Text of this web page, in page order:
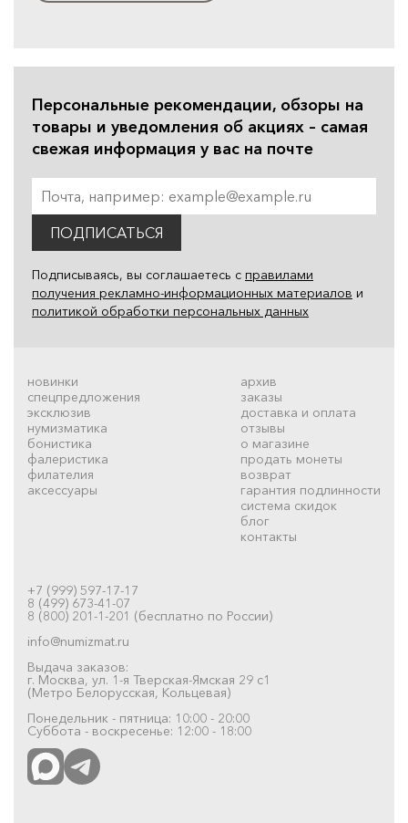
Персональные рекомендации, обзоры на
товары и уведомления об акциях – самая
свежая информация у вас на почте
ПОДПИСАТЬСЯ
Подписываясь, вы соглашаетесь с правилами
получения рекламно-информационных материалов и
политикой обработки персональных данных
новинки
спецпредложения
эксклюзив
нумизматика
бонистика
фалеристика
филателия
аксессуары
архив
заказы
доставка и оплата
отзывы
о магазине
продать монеты
возврат
гарантия подлинности
система скидок
блог
контакты
+7 (999) 597-17-17
8 (499) 673-41-07
8 (800) 201-1-201 (бесплатно по России)
info@numizmat.ru
Выдача заказов:
г. Москва, ул. 1-я Тверская-Ямская 29 с1
(Метро Белорусская, Кольцевая)
Понедельник - пятница: 10:00 - 20:00
Суббота - воскресенье: 12:00 - 18:00